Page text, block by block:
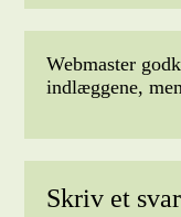
Webmaster
indlæggene,
Skriv et svar